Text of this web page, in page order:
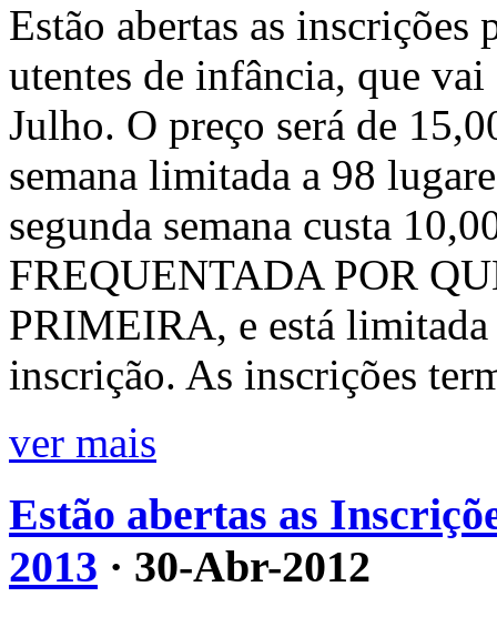
Estão abertas as inscrições
utentes de infância, que
Julho. O preço será de
semana limitada a 98
segunda semana custa
FREQUENTADA POR
PRIMEIRA, e está
inscrição. As inscrições
ver mais
Estão abertas as
2013 · 30-Abr-2012